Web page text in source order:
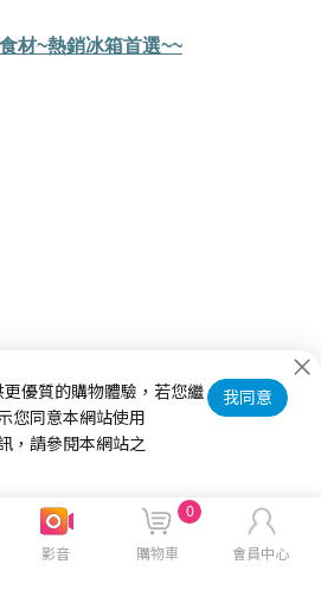
材~熱銷冰箱首選~~
優質的購物體驗，若您繼
您同意本網站使用
，請參閱本網站之
我同意
影音 購物車
0
會員中心